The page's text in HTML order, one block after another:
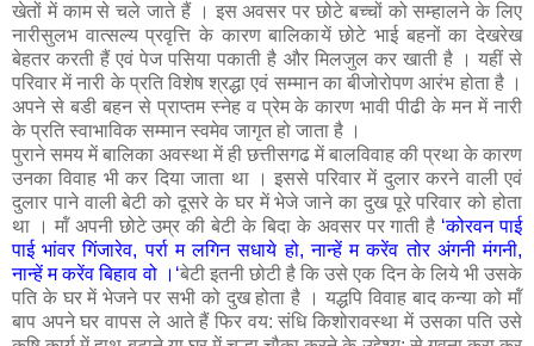
खेतों में काम से चले जाते हैं । इस अवसर पर छोटे बच्चों को सम्हालने के लिए
नारीसुलभ वात्सल्य प्रवृत्ति के कारण बालिकायें छोटे भाई बहनों का देखरेख
बेहतर करती हैं एवं पेज पसिया पकाती है और मिलजुल कर खाती है । यहीं से
परिवार में नारी के प्रति विशेष श्रद्धा एवं सम्मान का बीजोरोपण आरंभ होता है ।
अपने से बडी बहन से प्राप्तम स्नेह व प्रेम के कारण भावी पीढी के मन में नारी
के प्रति स्वाभाविक सम्मान स्वमेव जागृत हो जाता है ।
पुराने समय में बालिका अवस्था में ही छत्तीसगढ में बालविवाह की प्रथा के कारण
उनका विवाह भी कर दिया जाता था । इससे परिवार में दुलार करने वाली एवं
दुलार पाने वाली बेटी को दूसरे के घर में भेजे जाने का दुख पूरे परिवार को होता
था । मॉं अपनी छोटे उम्र की बेटी के बिदा के अवसर पर गाती है ‘कोरवन पाई
पाई भांवर गिंजारेव, पर्रा म लगिन सधाये हो, नान्हें म करेंव तोर अंगनी मंगनी,
नान्हें म करेंव बिहाव वो ।‘बेटी इतनी छोटी है कि उसे एक दिन के लिये भी उसके
पति के घर में भेजने पर सभी को दुख होता है । यद्धपि विवाह बाद कन्या को मॉं
बाप अपने घर वापस ले आते हैं फिर वय: संधि किशोरावस्था में उसका पति उसे